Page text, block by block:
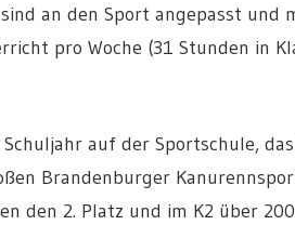
an den Sport angepasst und
pro Woche (31 Stunden in
auf der Sportschule,
Brandenburger
den 2. Platz und im K2 über